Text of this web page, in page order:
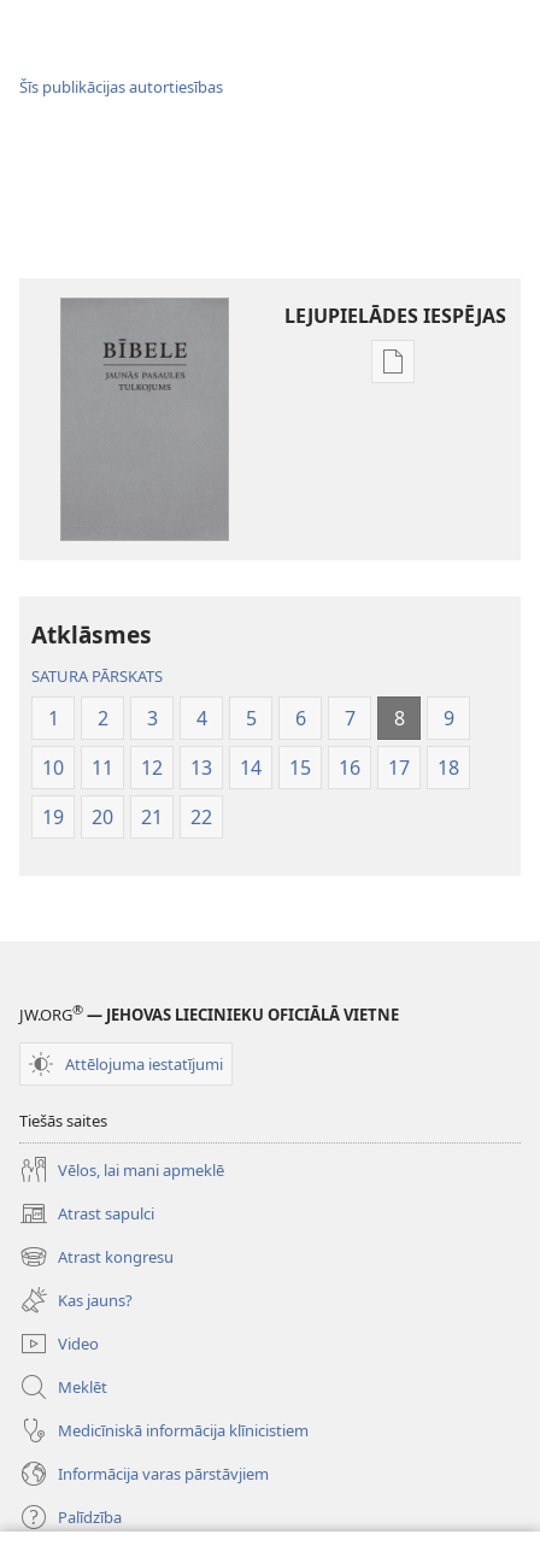
Šīs publikācijas autortiesības
LEJUPIELĀDES IESPĒJAS
Publikāciju
Atklāsmes
SATURA PĀRSKATS
1 2 3 4 5 6 7 8
9
10
11 12 13 14 15 16 17
18
19
20 21 22
JW.ORG® — JEHOVAS LIECINIEKU OFICIĀLĀ VIETNE
Attēlojuma iestatījumi
Tiešās saites
Vēlos, lai mani apmeklē
Atrast sapulci
(opens
new
window)
Atrast kongresu
(opens
new
window)
Kas jauns?
Video
Meklēt
Medicīniskā informācija klīnicistiem
Informācija varas pārstāvjiem
Palīdzība